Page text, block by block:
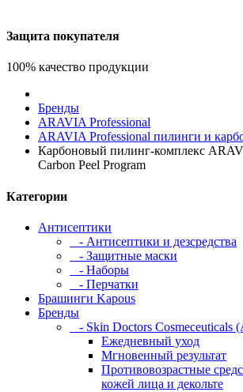
Защита покупателя
100% качество продукции
Бренды
ARAVIA Professional
ARAVIA Professional пилинги и
Карбоновый пилинг-комплекс
Carbon Peel Program
Категории
Антисептики
- Антисептики и дезсредства
- Защитные маски
- Наборы
- Перчатки
Брашинги Kapous
Бренды
- Skin Doctors Cosmeceuticals
Ежедневный уход
Мгновенный результат
Противовозрастные
кожей лица и декольте